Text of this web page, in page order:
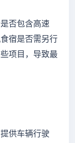
否包含高速
宿是否需另行
项目，导致最
供车辆行驶